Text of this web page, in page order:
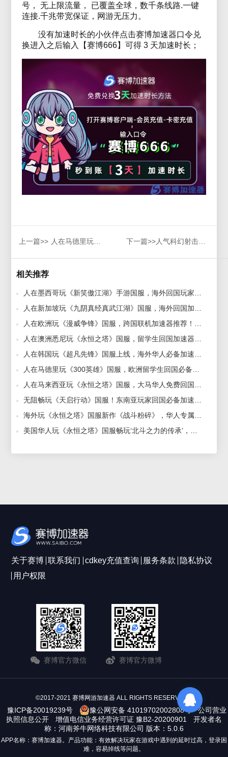
号， 无上限流量， 已覆盖全球，数千条线路.一键
连接.千兆带宽保证，网游无压力。
没有加速时长的小伙伴点击赛博加速器口令兑
换进入之后输入【赛博666】可得 3 天加速时长；
上一篇>> 人在马德里玩《300英雄》国服，欧洲留学生回国必备加速器推荐！ 下一篇>>人气科幻射击游戏《High on Life》华丽转身进军动画界！
相关推荐
人在墨西哥玩《新笑傲江湖》手游国服，海外回国玩家专享加速器福利攻略！ 2024-12-03
人在新加坡玩《九阴真经真武江湖》国服，海外回国加速器带你探索江湖！ 2024-12-06
人在欧洲玩《漫威争锋》国服，跨国联机加速器推荐！ 2024-12-04
人在澳洲悉尼玩《永恒之塔》国服，留学生回国加速器攻略 2024-12-03
人在韩国玩《超凡先锋》国服上线，海外华人必备加速器！ 1970-01-01
人在马德里玩《300英雄》国服，欧洲留学生回国必备加速器推荐！ 2024-12-03
人在马来西亚玩《永恒之塔》国服，大马华人免费回国加速器推荐 2024-12-03
无阻畅玩《天启行动》国服！东南亚玩家回国必备加速器，揭秘推荐！ 2024-08-14
海外玩《永恒之塔》国服新作《战斗粉碎》，华人专属加速器助力告别延迟！ 2024-12-06
美国华人玩《永恒之塔》国服畅玩‘北斗之力的传承’，加速器推荐！ 2024-10-22
关于赛博 联系我们 cdkey充值查询 服务条款
隐私协议
用户权限
赛博官方微信 赛博官方微博
©2017-2021 赛博网游加速器 ALL RIGHTS RESERVERD
豫ICP备20019239号 豫公网安备 41019702002808号
公司营业
执照信息公开
增值电信业务经营许可证 豫B2-20200901
开发者名
称：河南斧牛网络科技有限公司 版本：5.0.6
APP名称：赛博加速器。产品功能：有效解决玩家在游戏中遇到的延时过高，登录困
难，容易掉线等问题。